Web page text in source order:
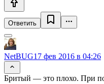
Ответить
NetBUG17 фев 2016 в 04:26
Бритый — это плохо. При